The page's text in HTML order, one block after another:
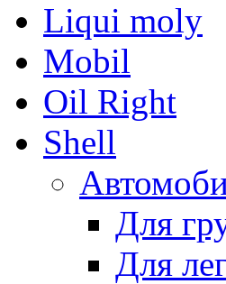
Liqui moly
Mobil
Oil Right
Shell
Для
Для